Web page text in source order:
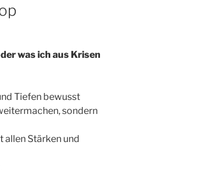
was ich aus Krisen
Tiefen bewusst
sondern
allen Stärken und